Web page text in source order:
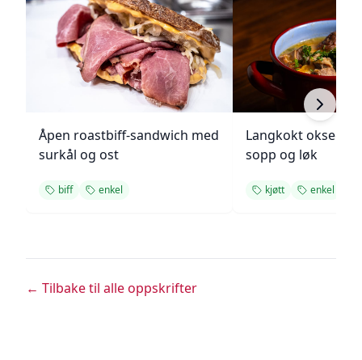
Åpen roastbiff-sandwich med
surkål og ost
biff enkel
Langkokt
sopp og løk
kjøtt enkel
← Tilbake til alle oppskrifter